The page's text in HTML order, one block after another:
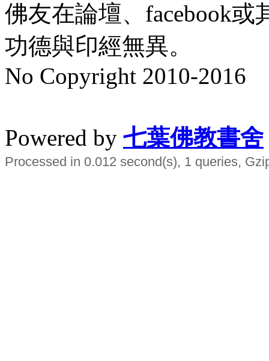
佛友在論壇、facebook
功德與印經無異。
No Copyright 2010-2016
Powered by 七葉佛教書舍
Processed in 0.012 second(s), 1 queries,